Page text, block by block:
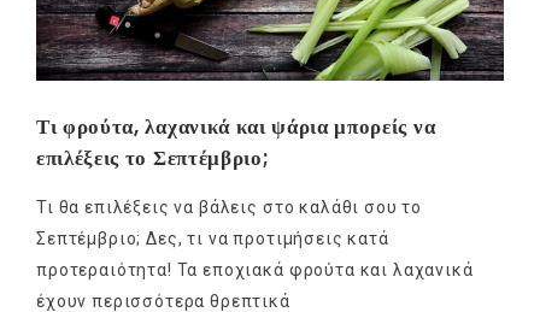
Τι φρούτα, λαχανικά και ψάρια μπορείς να
επιλέξεις το Σεπτέμβριο;
Τι θα επιλέξεις να βάλεις στο καλάθι σου το
Σεπτέμβριο; Δες, τι να προτιμήσεις κατά
προτεραιότητα! Τα εποχιακά φρούτα και λαχανικά
έχουν περισσότερα θρεπτικά